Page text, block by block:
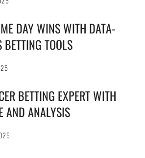
DAY WINS WITH DATA-
BETTING TOOLS
BETTING EXPERT WITH
AND ANALYSIS